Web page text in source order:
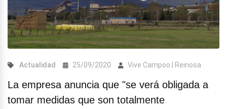
Actualidad 25/09/2020 Vive Campoo | Reinosa
La empresa anuncia que "se verá obligada a
tomar medidas que son totalmente